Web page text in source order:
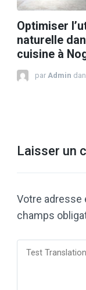
Optimiser
naturelle
cuisine à
par Admin
Laisser un
Votre adresse
champs